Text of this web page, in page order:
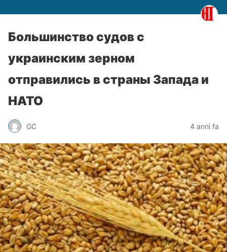
Большинство судов с
украинским зерном
отправились в страны Запада и
НАТО
GC 4 anni fa